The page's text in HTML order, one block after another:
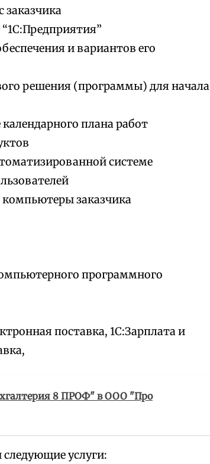
и вариантов его
решения (программы) для начала
плана работ
системе
компьютеры заказчика
программного
поставка, 1С:Зарплата и
8 ПРОФ" в ООО "Про
услуги: